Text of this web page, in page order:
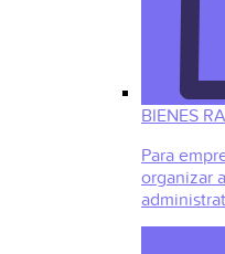
BIENES
Para
organizar